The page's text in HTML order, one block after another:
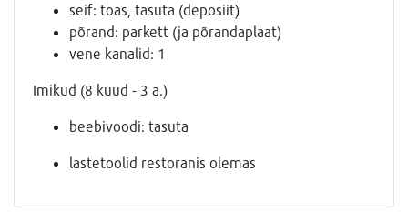
seif: toas, tasuta (deposiit)
põrand: parkett (ja põrandaplaat)
vene kanalid: 1
Imikud (8 kuud - 3 a.)
beebivoodi: tasuta
lastetoolid restoranis olemas